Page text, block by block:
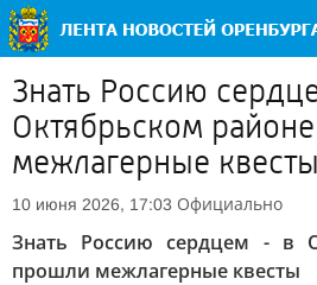
Знать Россию
Октябрьском
межлагерные квесты
10 июня 2026, 17:03 Официально
Знать Россию сердцем - в
прошли межлагерные квесты